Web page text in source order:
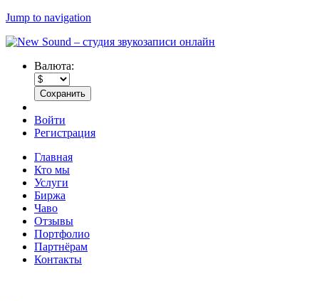
Jump to navigation
Валюта:
Войти
Регистрация
Главная
Кто мы
Услуги
Биржа
Чаво
Отзывы
Портфолио
Партнёрам
Контакты